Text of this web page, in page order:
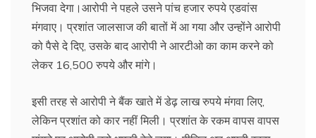
भिजवा देगा।आरोपी ने पहले उसने पांच हजार रुपये एडवांस
मंगवाए। प्रशांत जालसाज की बातों में आ गया और उन्होंने आरोपी
को पैसे दे दिए, उसके बाद आरोपी ने आरटीओ का काम करने को
लेकर 16,500 रुपये और मांगे।
इसी तरह से आरोपी ने बैंक खाते में डेढ़ लाख रुपये मंगवा लिए,
लेकिन प्रशांत को कार नहीं मिली। प्रशांत के रकम वापस वापस